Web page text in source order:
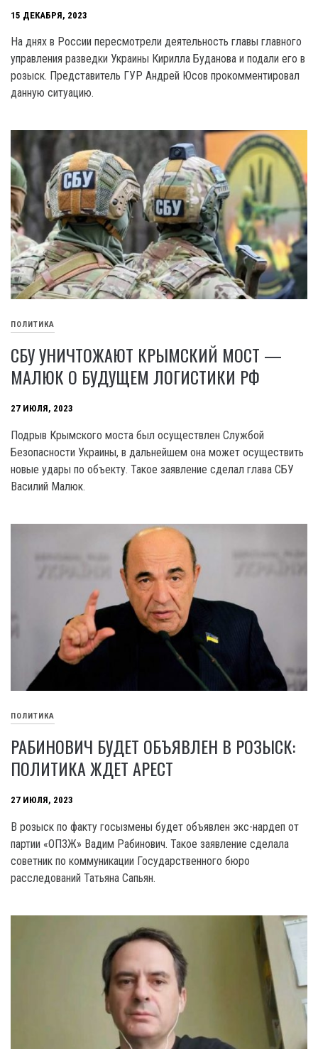
15 ДЕКАБРЯ, 2023
На днях в России пересмотрели деятельность главы главного
управления разведки Украины Кирилла Буданова и подали его в
розыск. Представитель ГУР Андрей Юсов прокомментировал
данную ситуацию.
ПОЛИТИКА
СБУ УНИЧТОЖАЮТ КРЫМСКИЙ МОСТ —
МАЛЮК О БУДУЩЕМ ЛОГИСТИКИ РФ
27 ИЮЛЯ, 2023
Подрыв Крымского моста был осуществлен Службой
Безопасности Украины, в дальнейшем она может осуществить
новые удары по объекту. Такое заявление сделал глава СБУ
Василий Малюк.
ПОЛИТИКА
РАБИНОВИЧ БУДЕТ ОБЪЯВЛЕН В РОЗЫСК:
ПОЛИТИКА ЖДЕТ АРЕСТ
27 ИЮЛЯ, 2023
В розыск по факту госызмены будет объявлен экс-нардеп от
партии «ОПЗЖ» Вадим Рабинович. Такое заявление сделала
советник по коммуникации Государственного бюро
расследований Татьяна Сапьян.